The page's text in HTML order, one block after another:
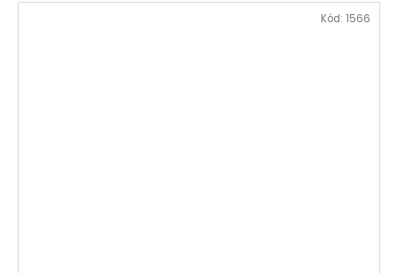
Kód: 1566